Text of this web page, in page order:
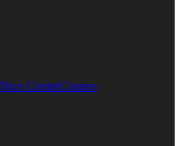
Nice CentreCannes